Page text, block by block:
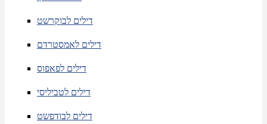
דילים לבוקרשט
דילים לאמסטרדם
דילים לפאפוס
דילים לטביליסי
דילים לבודפשט